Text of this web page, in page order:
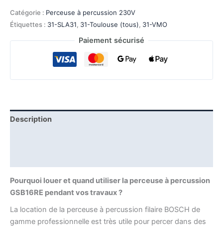
Catégorie : Perceuse à percussion 230V
Étiquettes : 31-SLA31, 31-Toulouse (tous), 31-VMO
Paiement sécurisé
Description
Pourquoi louer et quand utiliser la perceuse à percussion
GSB16RE pendant vos travaux ?
La location de la perceuse à percussion filaire BOSCH de
gamme professionnelle est très utile pour percer dans des